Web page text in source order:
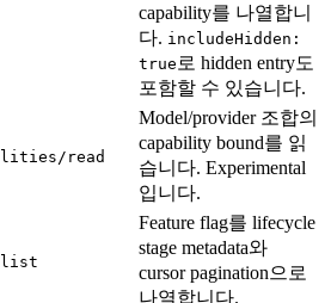
capability를 나열합니
다. includeHidden:
true 로 hidden entry도
포함할 수 있습니다.
read
Model/provider 조합의
capability bound를 읽
습니다. Experimental
입니다.
list
Feature flag를 lifecycle
stage metadata와
cursor pagination으로
나열합니다.